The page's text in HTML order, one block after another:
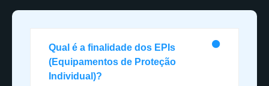
Qual é a finalidade dos EPIs
(Equipamentos de Proteção
Individual)?